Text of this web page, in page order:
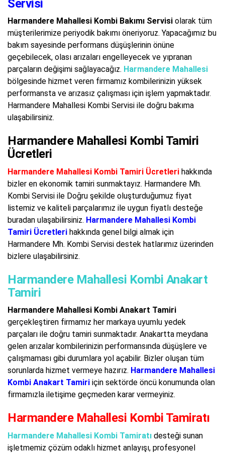
Servisi
Harmandere Mahallesi Kombi Bakımı Servisi olarak tüm
müşterilerimize periyodik bakımı öneriyoruz. Yapacağımız bu
bakım sayesinde performans düşüşlerinin önüne
geçebilecek, olası arızaları engelleyecek ve yıpranan
parçaların değişimi sağlayacağız. Harmandere Mahallesi
bölgesinde hizmet veren firmamız kombilerinizin yüksek
performansta ve arızasız çalışması için işlem yapmaktadır.
Harmandere Mahallesi Kombi Servisi ile doğru bakıma
ulaşabilirsiniz.
Harmandere Mahallesi Kombi Tamiri
Ücretleri
Harmandere Mahallesi Kombi Tamiri Ücretleri hakkında
bizler en ekonomik tamiri sunmaktayız. Harmandere Mh.
Kombi Servisi ile Doğru şekilde oluşturduğumuz fiyat
listemiz ve kaliteli parçalarımız ile uygun fiyatlı desteğe
buradan ulaşabilirsiniz. Harmandere Mahallesi Kombi
Tamiri Ücretleri hakkında genel bilgi almak için
Harmandere Mh. Kombi Servisi destek hatlarımız üzerinden
bizlere ulaşabilirsiniz.
Harmandere Mahallesi Kombi Anakart
Tamiri
Harmandere Mahallesi Kombi Anakart Tamiri
gerçekleştiren firmamız her markaya uyumlu yedek
parçaları ile doğru tamiri sunmaktadır. Anakartta meydana
gelen arızalar kombilerinizin performansında düşüşlere ve
çalışmaması gibi durumlara yol açabilir. Bizler oluşan tüm
sorunlarda hizmet vermeye hazırız. Harmandere Mahallesi
Kombi Anakart Tamiri için sektörde öncü konumunda olan
firmamızla iletişime geçmeden karar vermeyiniz.
Harmandere Mahallesi Kombi Tamiratı
Harmandere Mahallesi Kombi Tamiratı desteği sunan
işletmemiz çözüm odaklı hizmet anlayışı, profesyonel